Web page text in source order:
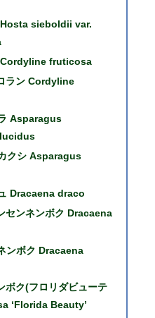
Hosta sieboldii var.
Cordyline fruticosa
ラン Cordyline
Asparagus
クシ Asparagus
Dracaena draco
センネンボク Dracaena
ンボク Dracaena
ボク(フロリダビューテ
‘Florida Beauty’